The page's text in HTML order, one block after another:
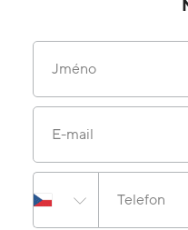
Jméno
E-mail
Telefon